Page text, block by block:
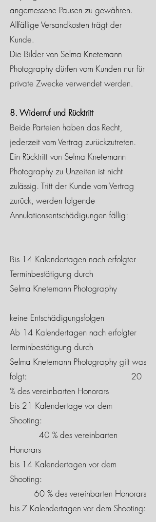
angemessene Pausen zu gewähren.
Allfällige Versandkosten trägt der
Kunde.
Die Bilder von Selma Knetemann
Photography dürfen vom Kunden nur für
private Zwecke verwendet werden.
8. Widerruf und Rücktritt
Beide Parteien haben das Recht,
jederzeit vom Vertrag zurückzutreten.
Ein Rücktritt von Selma Knetemann
Photography zu Unzeiten ist nicht
zulässig. Tritt der Kunde vom Vertrag
zurück, werden folgende
Annulationsentschädigungen fällig:
Bis 14 Kalendertagen nach erfolgter
Terminbestätigung durch
Selma Knetemann Photography
keine Entschädigungsfolgen
Ab 14 Kalendertagen nach erfolgter
Terminbestätigung durch
Selma Knetemann Photography gilt was
folgt: 20
% des vereinbarten Honorars
bis 21 Kalendertage vor dem
Shooting:
40 % des vereinbarten
Honorars
bis 14 Kalendertagen vor dem
Shooting:
60 % des vereinbarten Honorars
bis 7 Kalendertagen vor dem Shooting: